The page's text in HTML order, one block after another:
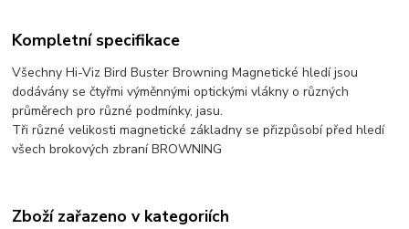
Kompletní specifikace
Všechny Hi-Viz Bird Buster Browning Magnetické hledí jsou
dodávány se čtyřmi výměnnými optickými vlákny o různých
průměrech pro různé podmínky, jasu.
Tři různé velikosti magnetické základny se přizpůsobí před hledí
všech brokových zbraní BROWNING
Zboží zařazeno v kategoriích